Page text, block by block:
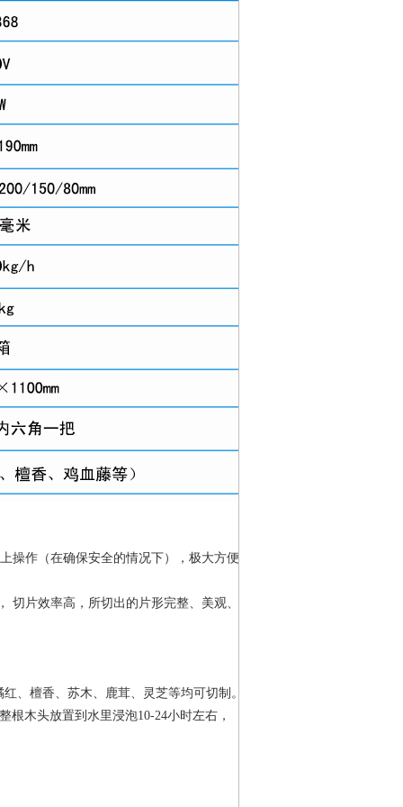
操作（在确保安全的情况下），极大方便
切片效率高，所切出的片形完整、美观、
、檀香、 苏木、鹿茸、灵芝等均可切制。
根木头放置到水里浸泡10-24小时左右，